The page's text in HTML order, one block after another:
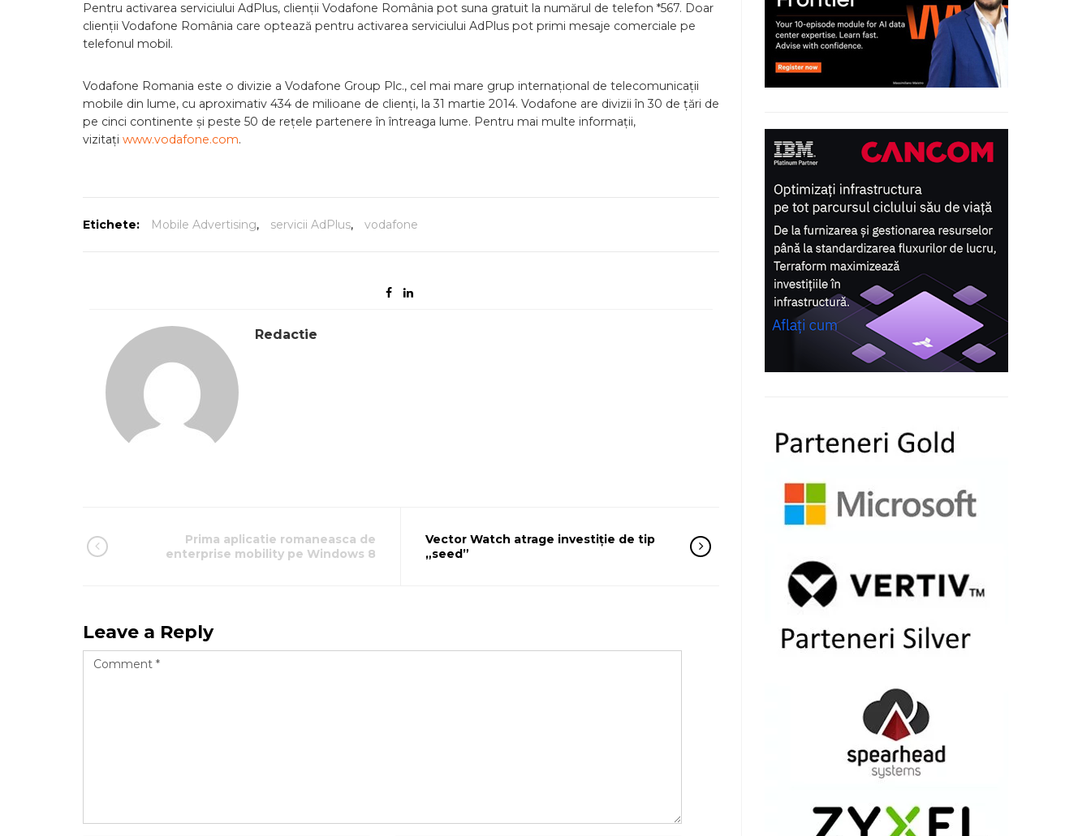
Pentru activarea serviciului AdPlus, clienții Vodafone România pot suna gratuit la numărul de telefon *567. Doar
clienții Vodafone România care optează pentru activarea serviciului AdPlus pot primi mesaje comerciale pe
telefonul mobil.
Vodafone Romania este o divizie a Vodafone Group Plc., cel mai mare grup internațional de telecomunicații
mobile din lume, cu aproximativ 434 de milioane de clienți, la 31 martie 2014. Vodafone are divizii în 30 de țări de
pe cinci continente și peste 50 de rețele partenere în întreaga lume. Pentru mai multe informații,
vizitați www.vodafone.com.
Etichete: Mobile Advertising, servicii AdPlus, vodafone
Redactie
Prima aplicatie romaneasca de
enterprise mobility pe Windows 8
Vector Watch atrage investiție de tip
„seed”
Leave a Reply